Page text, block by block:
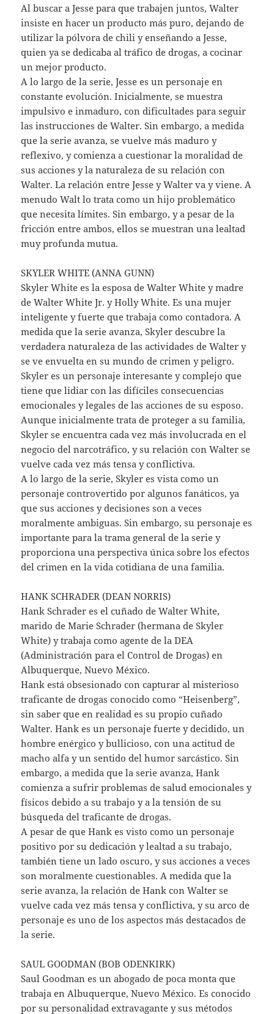
Al buscar a Jesse para que trabajen juntos, Walter
insiste en hacer un producto más puro, dejando de
utilizar la pólvora de chili y enseñando a Jesse,
quien ya se dedicaba al tráfico de drogas, a cocinar
un mejor producto.
A lo largo de la serie, Jesse es un personaje en
constante evolución. Inicialmente, se muestra
impulsivo e inmaduro, con dificultades para seguir
las instrucciones de Walter. Sin embargo, a medida
que la serie avanza, se vuelve más maduro y
reflexivo, y comienza a cuestionar la moralidad de
sus acciones y la naturaleza de su relación con
Walter. La relación entre Jesse y Walter va y viene. A
menudo Walt lo trata como un hijo problemático
que necesita límites. Sin embargo, y a pesar de la
fricción entre ambos, ellos se muestran una lealtad
muy profunda mutua.
SKYLER WHITE (ANNA GUNN)
Skyler White es la esposa de Walter White y madre
de Walter White Jr. y Holly White. Es una mujer
inteligente y fuerte que trabaja como contadora. A
medida que la serie avanza, Skyler descubre la
verdadera naturaleza de las actividades de Walter y
se ve envuelta en su mundo de crimen y peligro.
Skyler es un personaje interesante y complejo que
tiene que lidiar con las difíciles consecuencias
emocionales y legales de las acciones de su esposo.
Aunque inicialmente trata de proteger a su familia,
Skyler se encuentra cada vez más involucrada en el
negocio del narcotráfico, y su relación con Walter se
vuelve cada vez más tensa y conflictiva.
A lo largo de la serie, Skyler es vista como un
personaje controvertido por algunos fanáticos, ya
que sus acciones y decisiones son a veces
moralmente ambiguas. Sin embargo, su personaje es
importante para la trama general de la serie y
proporciona una perspectiva única sobre los efectos
del crimen en la vida cotidiana de una familia.
HANK SCHRADER (DEAN NORRIS)
Hank Schrader es el cuñado de Walter White,
marido de Marie Schrader (hermana de Skyler
White) y trabaja como agente de la DEA
(Administración para el Control de Drogas) en
Albuquerque, Nuevo México.
Hank está obsesionado con capturar al misterioso
traficante de drogas conocido como “Heisenberg”,
sin saber que en realidad es su propio cuñado
Walter. Hank es un personaje fuerte y decidido, un
hombre enérgico y bullicioso, con una actitud de
macho alfa y un sentido del humor sarcástico. Sin
embargo, a medida que la serie avanza, Hank
comienza a sufrir problemas de salud emocionales y
físicos debido a su trabajo y a la tensión de su
búsqueda del traficante de drogas.
A pesar de que Hank es visto como un personaje
positivo por su dedicación y lealtad a su trabajo,
también tiene un lado oscuro, y sus acciones a veces
son moralmente cuestionables. A medida que la
serie avanza, la relación de Hank con Walter se
vuelve cada vez más tensa y conflictiva, y su arco de
personaje es uno de los aspectos más destacados de
la serie.
SAUL GOODMAN (BOB ODENKIRK)
Saul Goodman es un abogado de poca monta que
trabaja en Albuquerque, Nuevo México. Es conocido
por su personalidad extravagante y sus métodos